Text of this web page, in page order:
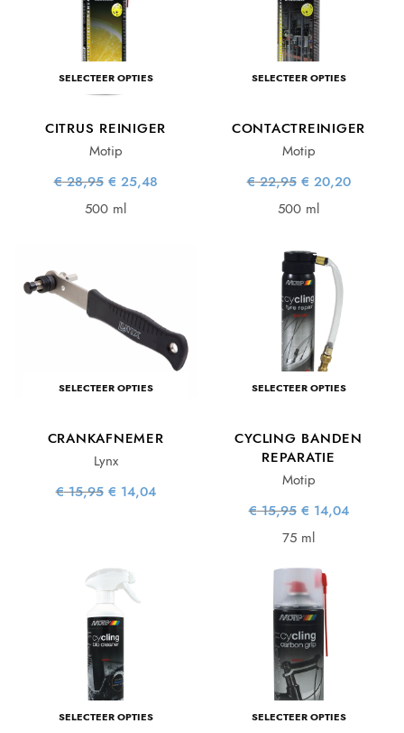
SELECTEER OPTIES
CITRUS REINIGER
Motip
€28,95 Oorspronkelijke
prijs was:
€ 25,48
500 ml
SELECTEER OPTIES
CONTACTREINIGER
Motip
€22,95 Oorspronkelijke
prijs was:
€ 20,20
500 ml
SELECTEER OPTIES
CRANKAFNEMER
Lynx
€15,95 Oorspronkelijke
prijs was:
€ 14,04
SELECTEER OPTIES
CYCLING BANDEN
REPARATIE
Motip
€15,95 Oorspronkelijke
prijs was:
€ 14,04
75 ml
SELECTEER OPTIES SELECTEER OPTIES